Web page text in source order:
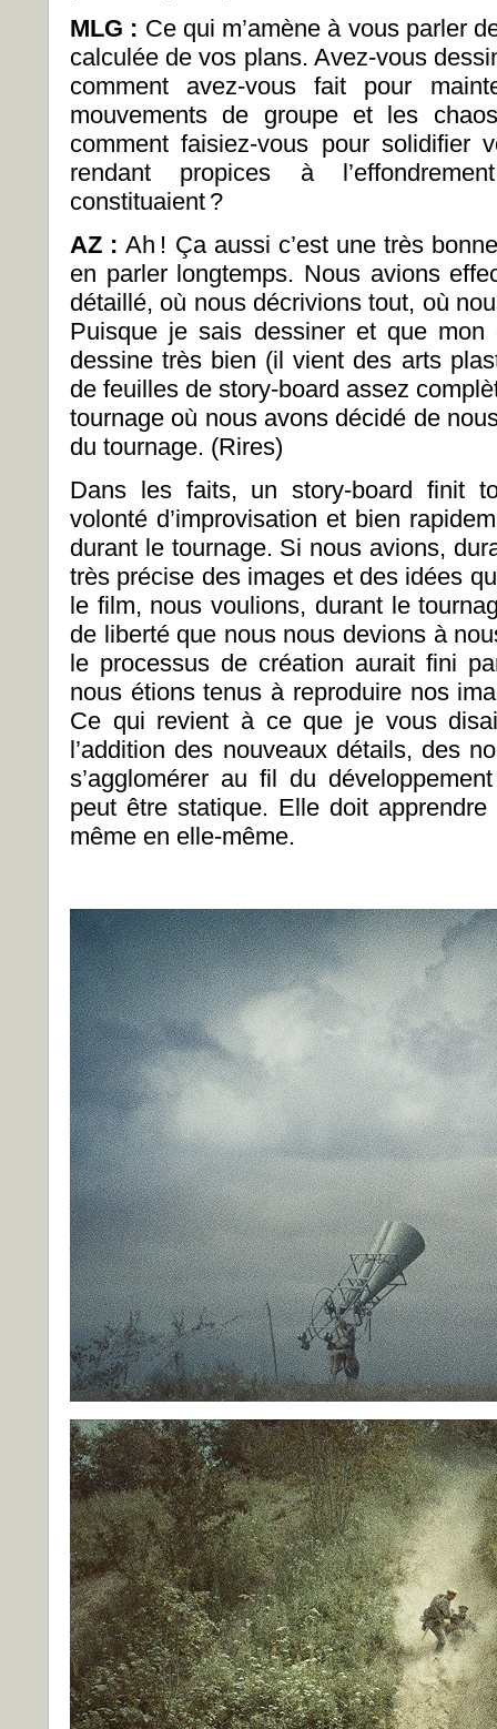
MLG : Ce qui m’amène à vous parler
calculée de vos plans. Avez-vous
comment avez-vous fait pour
mouvements de groupe et les
comment faisiez-vous pour solidifier
rendant propices à
constituaient ?
AZ :Ah ! Ça aussi c’est une très
en parler longtemps. Nous avions
détaillé, où nous décrivions tout, où
Puisque je sais dessiner et que mon
dessine très bien (il vient des arts
de feuilles de story-board assez
tournage où nous avons décidé de
du tournage. (Rires)
Dans les faits, un story-board finit
volonté d’improvisation et bien
durant le tournage. Si nous avions,
très précise des images et des idées
le film, nous voulions, durant le
de liberté que nous nous devions à
le processus de création aurait fini
nous étions tenus à reproduire nos
Ce qui revient à ce que je vous
l’addition des nouveaux détails, des
s’agglomérer au fil du
peut être statique. Elle doit
même en elle-même.